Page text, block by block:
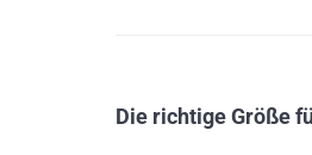
Die richtige Größe